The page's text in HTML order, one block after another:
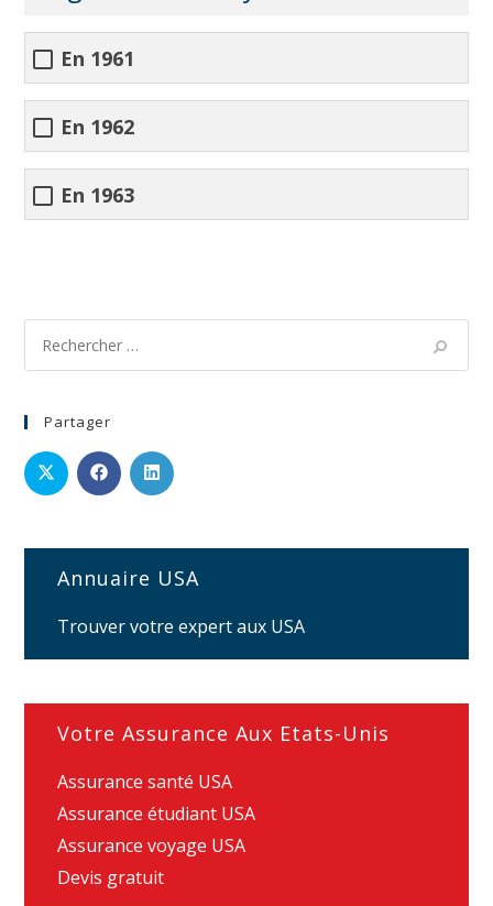
En 1961
En 1962
En 1963
Partager
Annuaire USA
Trouver votre expert aux USA
Votre Assurance Aux Etats-Unis
Assurance santé USA
Assurance étudiant USA
Assurance voyage USA
Devis gratuit